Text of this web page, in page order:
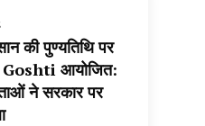
की पुण्यतिथि पर
आयोजित:
ने सरकार पर